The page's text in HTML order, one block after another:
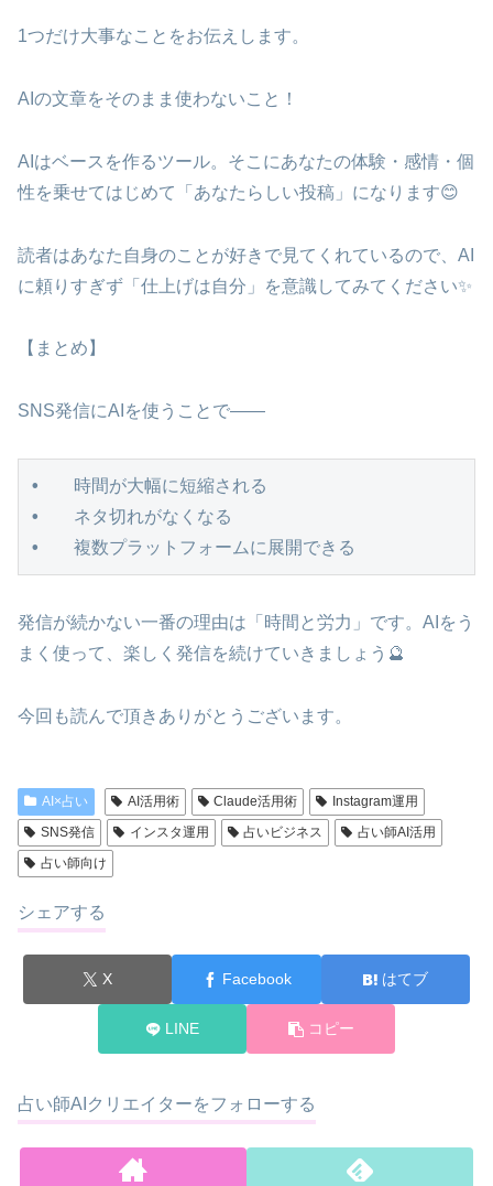
1つだけ大事なことをお伝えします。
AIの文章をそのまま使わないこと！
AIはベースを作るツール。そこにあなたの体験・感情・個
性を乗せてはじめて「あなたらしい投稿」になります😊
読者はあなた自身のことが好きで見てくれているので、AI
に頼りすぎず「仕上げは自分」を意識してみてください✨
【まとめ】
SNS発信にAIを使うことで——
•   時間が大幅に短縮される
•   ネタ切れがなくなる
•   複数プラットフォームに展開できる
発信が続かない一番の理由は「時間と労力」です。AIをう
まく使って、楽しく発信を続けていきましょう🔮
今回も読んで頂きありがとうございます。
AI×占い AI活用術 Claude活用術
Instagram運用
SNS発信
インスタ運用 占いビジネス
占い師AI活用
占い師向け
シェアする
X Facebook はてブ
LINE コピー
占い師AIクリエイターをフォローする